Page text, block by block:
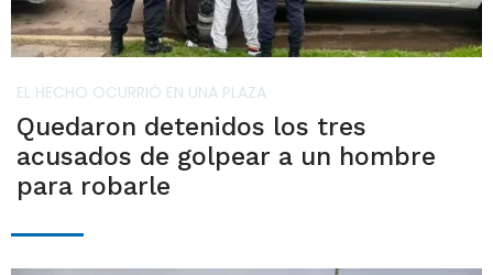
EL HECHO OCURRIÓ EN UNA PLAZA
Quedaron detenidos los tres
acusados de golpear a un hombre
para robarle